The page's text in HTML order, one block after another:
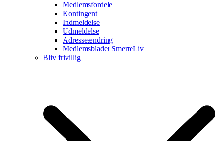
Medlemsfordele
Kontingent
Indmeldelse
Udmeldelse
Adresseændring
Medlemsbladet SmerteLiv
Bliv frivillig